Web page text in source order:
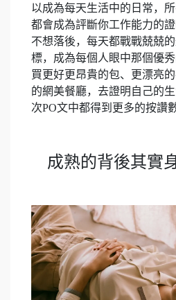
以成為每天生活中的日常，
都會成為評斷你工作能力的
不想落後，每天都戰戰兢兢
標，成為每個人眼中那個優
買更好更昂貴的包、更漂亮
的網美餐廳，去證明自己的
次PO文中都得到更多的按讚
成熟的背後其實